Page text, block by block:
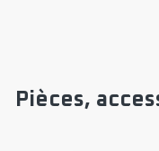
Pièces,